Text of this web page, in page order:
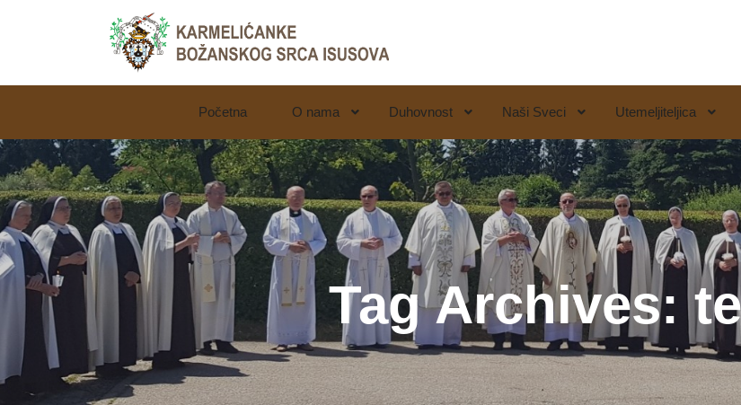
LjekarnaCroatia.com
Početna O nama Duhovnost Naši Sveci Utemeljiteljica
Tag Archives: